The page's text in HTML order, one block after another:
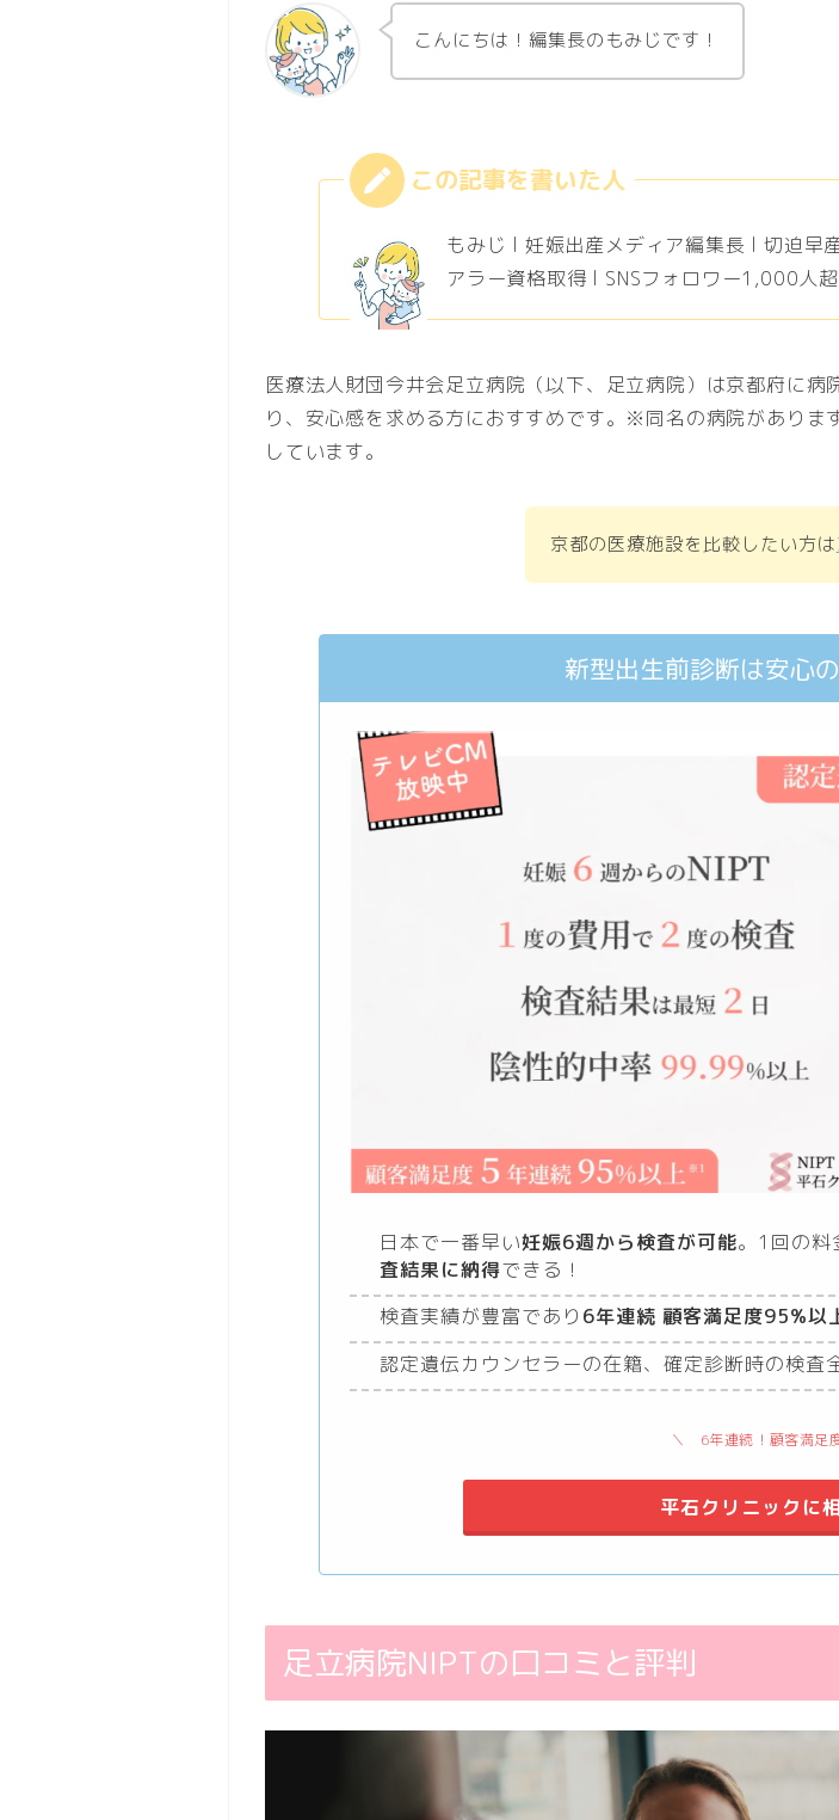
こんにちは！編集長のもみじです！
もみじ l 妊娠出産メディア編集長 l 切迫早
アラー資格取得 l SNSフォロワー1,000人
医療法⼈財団今井会⾜⽴病院（以下、足立病院）は京都府に
り、安心感を求める方におすすめです。※同名の病院があり
しています。
京都の医療施設を比較したい方は
新型出生前診断は安心
日本で一番早い妊娠6週から検査が可能。1回の料
査結果に納得できる！
検査実績が豊富であり 6年連続 顧客満足度95%以
認定遺伝カウンセラーの在籍、確定診断時の検査
6年連続！顧客満足
平石クリニックに
足立病院NIPTの口コミと評判